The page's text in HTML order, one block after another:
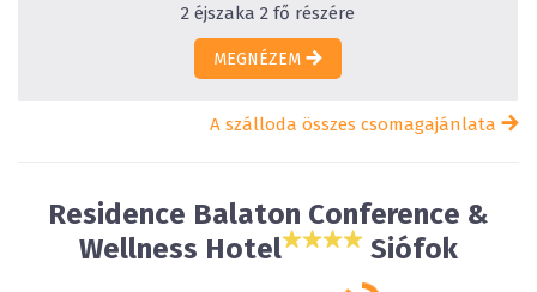
2 éjszaka 2 fő részére
MEGNÉZEM
A szálloda összes csomagajánlata
Residence Balaton Conference &
Wellness Hotel
Siófok